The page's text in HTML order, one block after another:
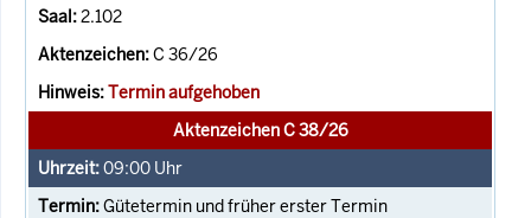
2.102
C 36/26
Termin aufgehoben
Aktenzeichen C 38/26
09:00 Uhr
Gütetermin und früher erster Termin